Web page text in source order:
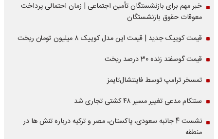
خبر مهم برای بازنشستگان تأمین اجتماعی | زمان احتمالی پرداخت
معوقات حقوق بازنشستگان
قیمت کوییک جدید | قیمت این مدل کوییک ۸ میلیون تومان ریخت
قیمت گوسفند زنده 30 درصد ریخت
تمسخر ترامپ توسط فایننشال‌تایمز
سنتکام مدعی تغییر مسیر ۴۸ کشتی تجاری شد
نشست 4 جانبه سعودی، پاکستان، مصر و ترکیه درباره تنش ها در
منطقه